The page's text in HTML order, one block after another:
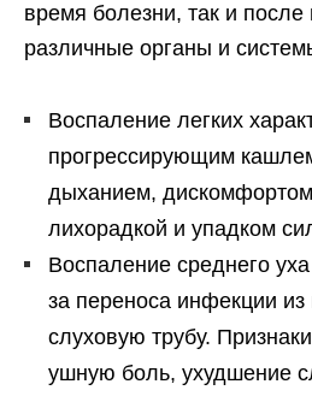
время болезни, так и после
различные органы и
Воспаление легких
прогрессирующим
дыханием, дискомфортом
лихорадкой и упадком
Воспаление среднего
за переноса инфекции из
слуховую трубу.
ушную боль, ухудшение